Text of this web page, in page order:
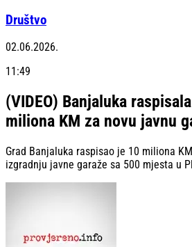
Društvo
02.06.2026.
11:49
(VIDEO) Banjaluka
miliona KM za novu javnu
Grad Banjaluka raspisao je 10 miliona
izgradnju javne garaže sa 500 mjesta u